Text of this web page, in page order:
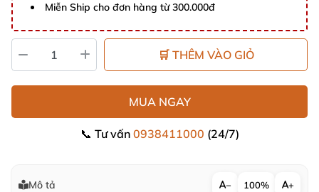
Miễn Ship cho đơn hàng từ 300.000đ
🛒 THÊM VÀO GIỎ
MUA NGAY
📞 Tư vấn 0938411000 (24/7)
Mô tả − 100% +